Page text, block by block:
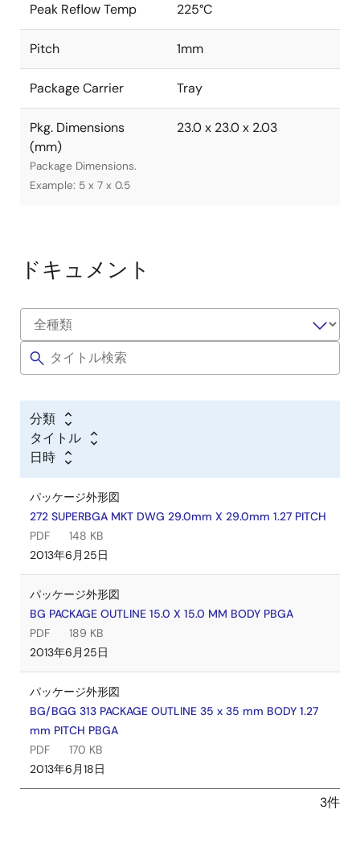
Peak Reflow Temp 225°C
Pitch 1mm
Package Carrier Tray
Pkg. Dimensions
(mm)
Package Dimensions.
Example: 5 x 7 x 0.5
23.0 x 23.0 x 2.03
ドキュメント
分類
タイトル
日時
パッケージ外形図
272 SUPERBGA MKT DWG 29.0mm X 29.0mm 1.27 PITCH
PDF
148 KB
2013年6月25日
パッケージ外形図
BG PACKAGE OUTLINE 15.0 X 15.0 MM BODY PBGA
PDF
189 KB
2013年6月25日
パッケージ外形図
BG/BGG 313 PACKAGE OUTLINE 35 x 35 mm BODY 1.27
mm PITCH PBGA
PDF
170 KB
2013年6月18日
3件